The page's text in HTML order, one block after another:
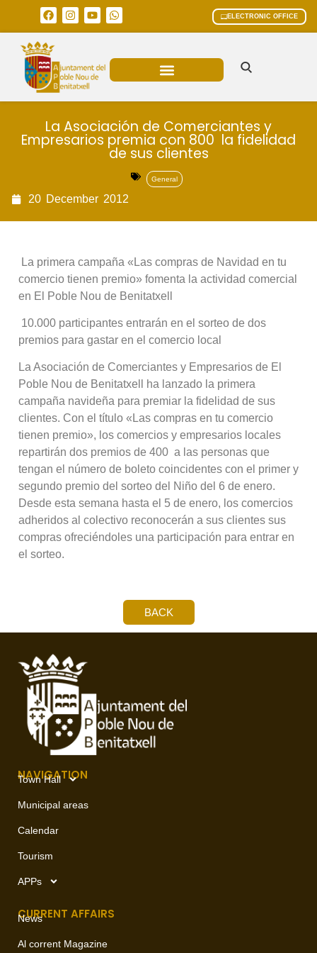
ELECTRONIC OFFICE
La Asociación de Comerciantes y
Empresarios premia con 800  la fidelidad
de sus clientes
General
20 December 2012
 La primera campaña «Las compras de Navidad en tu
comercio tienen premio» fomenta la actividad comercial
en El Poble Nou de Benitatxell
 10.000 participantes entrarán en el sorteo de dos
premios para gastar en el comercio local
La Asociación de Comerciantes y Empresarios de El
Poble Nou de Benitatxell ha lanzado la primera
campaña navideña para premiar la fidelidad de sus
clientes. Con el título «Las compras en tu comercio
tienen premio», los comercios y empresarios locales
repartirán dos premios de 400  a las personas que
tengan el número de boleto coincidentes con el primer y
segundo premio del sorteo del Niño del 6 de enero.
Desde esta semana hasta el 5 de enero, los comercios
adheridos al colectivo reconocerán a sus clientes sus
compras ofreciéndoles una participación para entrar en
el sorteo.
BACK
NAVIGATION
Town Hall
Municipal areas
Calendar
Tourism
APPs
CURRENT AFFAIRS
News
Al corrent Magazine